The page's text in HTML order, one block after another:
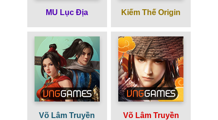
MU Lục Địa Kiếm Thế Origin
Võ Lâm Truyền
Võ Lâm Truyền